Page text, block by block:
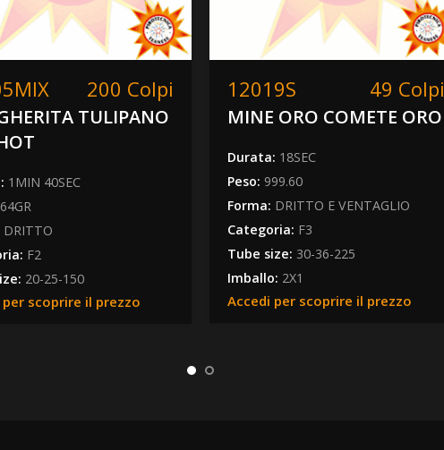
200 Colpi
TULIPANO
1MIN 40SEC
DRITTO
F2
20-25-150
per scoprire il prezzo
12019S 49 Colpi
MINE ORO COMETE ORO
Durata: 18SEC
Peso: 999.60
Forma: DRITTO E VENTAGLIO
Categoria: F3
Tube size: 30-36-225
Imballo: 2X1
Accedi per scoprire il prezzo